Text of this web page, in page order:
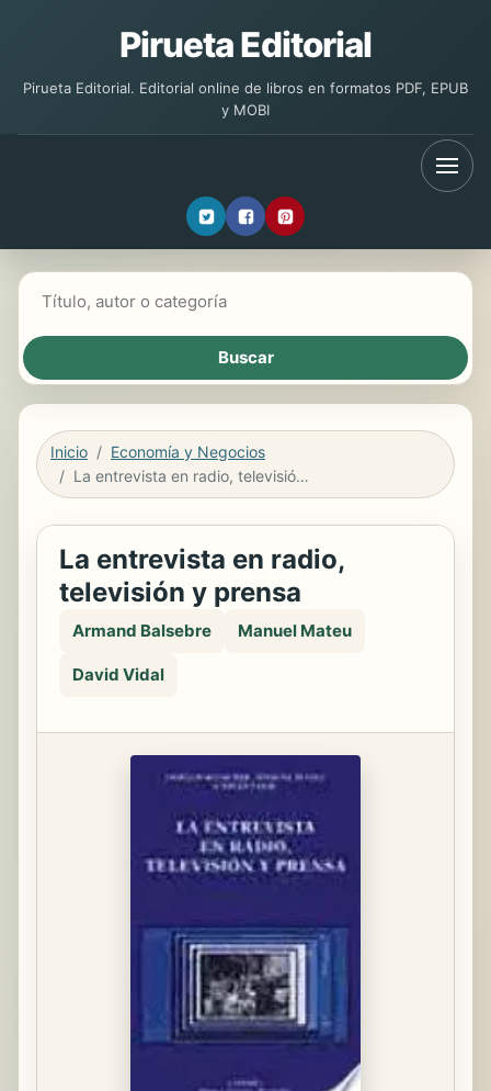
Pirueta Editorial
Pirueta Editorial. Editorial online de libros en formatos PDF, EPUB
y MOBI
Inicio
Economía y Negocios
La entrevista en radio, televisión y prensa
La entrevista en radio,
televisión y prensa
Armand Balsebre Manuel Mateu
David Vidal